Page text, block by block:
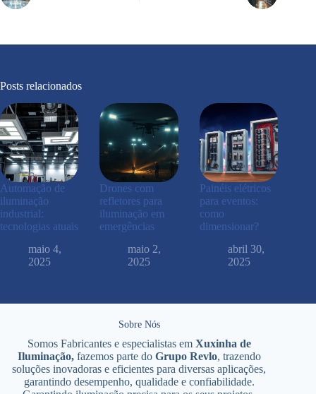
Posts relacionados
Automação de
iluminação
industrial:
tecnologias atuais
maio 4,
2025
Drones com
refletores para
iluminação em
emergências
maio 2,
2025
Painéis elétricos
para eventos:
como
dimensionar?
abril 30,
2025
Sobre Nós
Somos Fabricantes e especialistas em Xuxinha de
Iluminação,fazemos parte do Grupo Revlo, trazendo
soluções inovadoras e eficientes para diversas aplicações,
garantindo desempenho, qualidade e confiabilidade.